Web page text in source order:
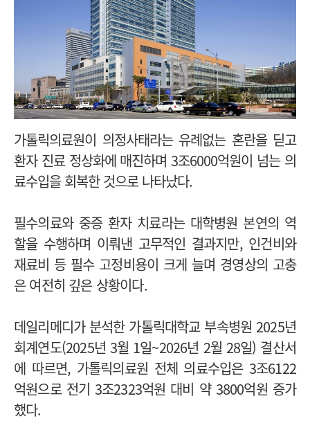
가톨릭의료원이 의정사태라는 유례없는 혼란을 딛고
환자 진료 정상화에 매진하며 3조6000억원이 넘는 의
료수입을 회복한 것으로 나타났다.
필수의료와 중증 환자 치료라는 대학병원 본연의 역
할을 수행하며 이뤄낸 고무적인 결과지만, 인건비와
재료비 등 필수 고정비용이 크게 늘며 경영상의 고충
은 여전히 깊은 상황이다.
데일리메디가 분석한 가톨릭대학교 부속병원 2025년
회계연도(2025년 3월 1일~2026년 2월 28일) 결산서
에 따르면, 가톨릭의료원 전체 의료수입은 3조6122
억원으로 전기 3조2323억원 대비 약 3800억원 증가
했다.